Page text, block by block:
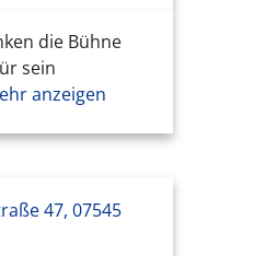
die Bühne
sein
anzeigen
47, 07545